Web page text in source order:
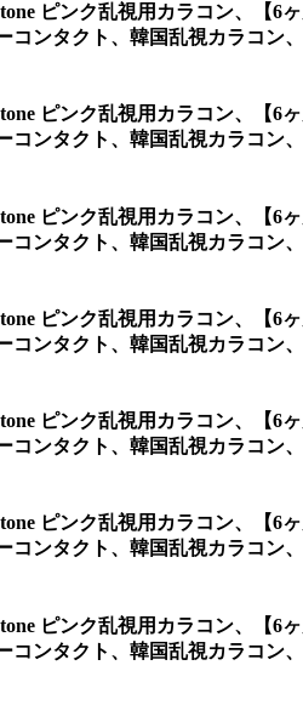
ピンク乱視用カラコン、
【6
コンタクト、韓国乱視カラコ
ピンク乱視用カラコン、
【6
コンタクト、韓国乱視カラコ
ピンク乱視用カラコン、
【6
コンタクト、韓国乱視カラコ
ピンク乱視用カラコン、
【6
コンタクト、韓国乱視カラコ
ピンク乱視用カラコン、
【6
コンタクト、韓国乱視カラコ
ピンク乱視用カラコン、
【6
コンタクト、韓国乱視カラコ
ピンク乱視用カラコン、
【6
コンタクト、韓国乱視カラコ